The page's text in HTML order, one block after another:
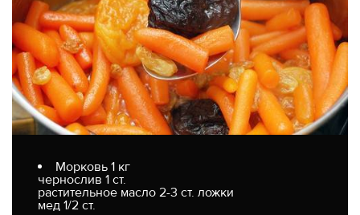
Морковь 1 кг
чернослив 1 ст.
растительное масло 2-3 ст. ложки
мед 1/2 ст.